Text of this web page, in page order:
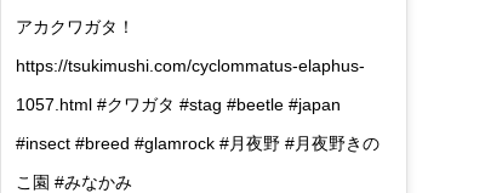
アカクワガタ！
https://tsukimushi.com/cyclommatus-elaphus-
1057.html #クワガタ #stag #beetle #japan
#insect #breed #glamrock #月夜野 #月夜野きの
こ園 #みなかみ